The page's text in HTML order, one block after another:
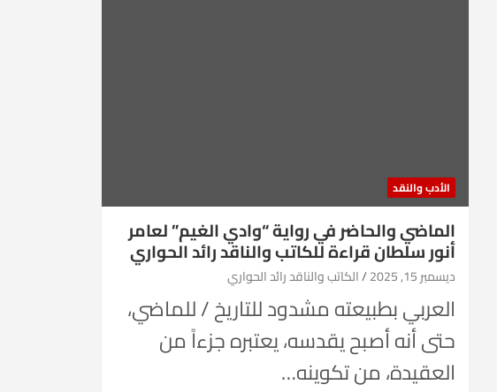
الأدب والنقد
الماضي والحاضر في رواية “وادي الغيم” لعامر
أنور سلطان قراءة للكاتب والناقد رائد الحواري
ديسمبر 15, 2025 الكاتب والناقد رائد الحواري
العربي بطبيعته مشدود للتاريخ / للماضي،
حتى أنه أصبح يقدسه، يعتبره جزءاً من
العقيدة، من تكوينه…